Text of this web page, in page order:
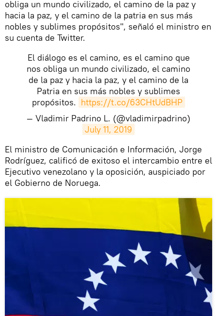
obliga un mundo civilizado, el camino de la paz y
hacia la paz, y el camino de la patria en sus más
nobles y sublimes propósitos", señaló el ministro en
su cuenta de Twitter.
El diálogo es el camino, es el camino que
nos obliga un mundo civilizado, el camino
de la paz y hacia la paz, y el camino de la
Patria en sus más nobles y sublimes
propósitos. https://t.co/63CHtUdBHP
— Vladimir Padrino L. (@vladimirpadrino)
July 11, 2019
El ministro de Comunicación e Información, Jorge
Rodríguez, calificó de exitoso el intercambio entre el
Ejecutivo venezolano y la oposición, auspiciado por
el Gobierno de Noruega.